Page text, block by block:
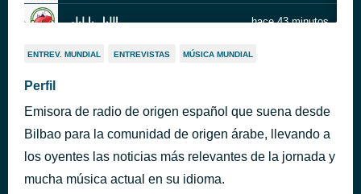
الليل يا ليلي hace 43 minutos
Aashika Wa Galbanah hace 48 minutos
La Betessal Alaya hace 1 hora
ENTREV. MUNDIAL ENTREVISTAS MÚSICA MUNDIAL
Perfil
Emisora de radio de origen español que suena desde
Bilbao para la comunidad de origen árabe, llevando a
los oyentes las noticias más relevantes de la jornada y
mucha música actual en su idioma.